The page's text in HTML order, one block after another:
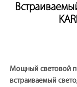
Мощный световой
встраиваемый